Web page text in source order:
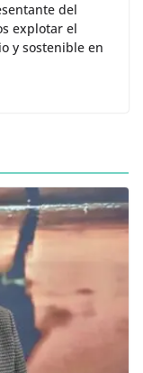
del
explotar el
y sostenible en